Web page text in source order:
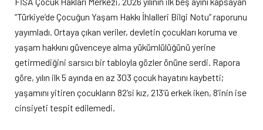
“Türkiye’de Çocuğun Yaşam Hakkı İhlalleri Bilgi Notu” raporunu
yayımladı. Ortaya çıkan veriler, devletin çocukları koruma ve
yaşam hakkını güvenceye alma yükümlülüğünü yerine
getirmediğini sarsıcı bir tabloyla gözler önüne serdi. Rapora
göre, yılın ilk 5 ayında en az 303 çocuk hayatını kaybetti;
yaşamını yitiren çocukların 82’si kız, 213’ü erkek iken, 8’inin ise
cinsiyeti tespit edilemedi.